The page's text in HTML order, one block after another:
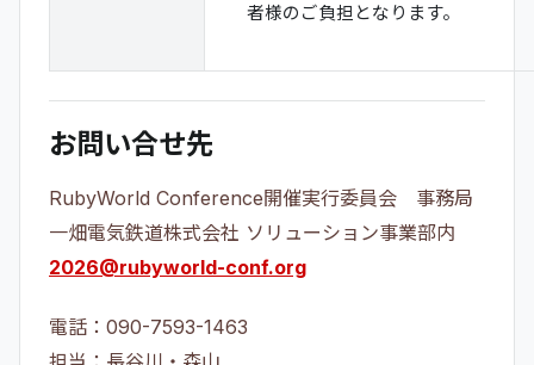
者様のご負担となります。
お問い合せ先
RubyWorld Conference開催実行委員会 事務局
一畑電気鉄道株式会社 ソリューション事業部内
2026@rubyworld-conf.org
電話：090-7593-1463